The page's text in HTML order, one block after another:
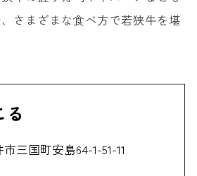
さまざまな食べ方で若狭牛を堪
三国町安島64-1-51-11